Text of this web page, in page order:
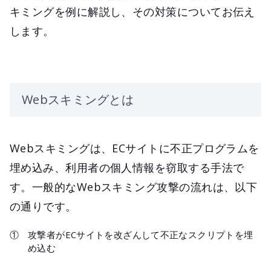
キミングを例に解説し、その対策についてお伝え
します。
Webスキミングとは
Webスキミングは、ECサイトに不正プログラムを
埋め込み、利用者の個人情報を窃取する手法で
す。一般的なWebスキミング攻撃の流れは、以下
の通りです。
①
攻撃者がECサイトを改ざんして不正なスクリプトを埋
め込む